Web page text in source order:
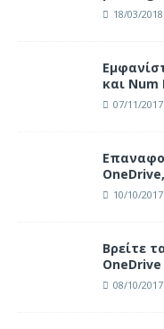
18/03/2018
και
07/11/2017
10/10/2017
Βρείτε
08/10/2017